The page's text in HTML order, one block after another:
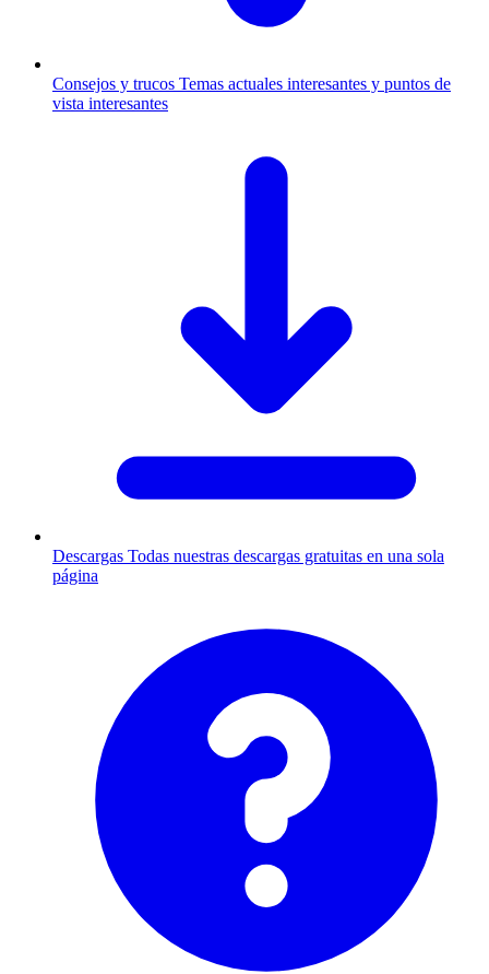
Consejos y trucos Temas actuales interesantes y puntos de
vista interesantes
Descargas Todas nuestras descargas gratuitas en una sola
página